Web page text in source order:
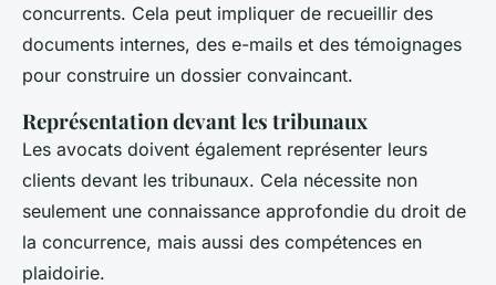
concurrents. Cela peut impliquer de recueillir des
documents internes, des e-mails et des témoignages
pour construire un dossier convaincant.
Représentation devant les tribunaux
Les avocats doivent également représenter leurs
clients devant les tribunaux. Cela nécessite non
seulement une connaissance approfondie du droit de
la concurrence, mais aussi des compétences en
plaidoirie.